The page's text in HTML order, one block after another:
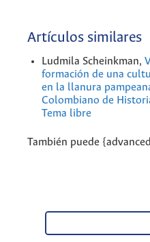
Artículos similares
Ludmila Scheinkman,
formación de una
en la llanura
Colombiano de
Tema libre
También puede